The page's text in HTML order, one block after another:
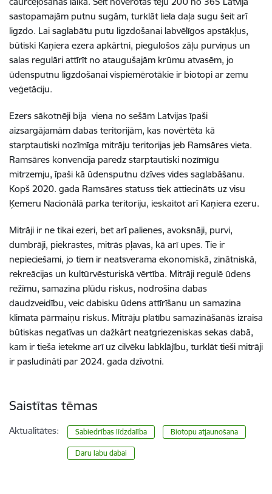
sastopamajām putnu sugām, turklāt liela daļa sugu šeit arī
ligzdo. Lai saglabātu putu ligzdošanai labvēlīgos apstākļus,
būtiski Kaņiera ezera apkārtni, piegulošos zāļu purviņus un
salas regulāri attīrīt no ataugušajām krūmu atvasēm, jo
ūdensputnu ligzdošanai vispiemērotākie ir biotopi ar zemu
veģetāciju.
Ezers sākotnēji bija viena no sešām Latvijas īpaši
aizsargājamām dabas teritorijām, kas novērtēta kā
starptautiski nozīmīga mitrāju teritorijas jeb Ramsāres vieta.
Ramsāres konvencija paredz starptautiski nozīmīgu
mitrzemju, īpaši kā ūdensputnu dzīves vides saglabāšanu.
Kopš 2020. gada Ramsāres statuss tiek attiecināts uz visu
Ķemeru Nacionālā parka teritoriju, ieskaitot arī Kaņiera ezeru.
Mitrāji ir ne tikai ezeri, bet arī palienes, avoksnāji, purvi,
dumbrāji, piekrastes, mitrās pļavas, kā arī upes. Tie ir
nepieciešami, jo tiem ir neatsverama ekonomiskā, zinātniskā,
rekreācijas un kultūrvēsturiskā vērtība. Mitrāji regulē ūdens
režīmu, samazina plūdu riskus, nodrošina dabas
daudzveidību, veic dabisku ūdens attīrīšanu un samazina
klimata pārmaiņu riskus. Mitrāju platību samazināšanās izraisa
būtiskas negatīvas un dažkārt neatgriezeniskas sekas dabā,
kam ir tieša ietekme arī uz cilvēku labklājību, turklāt tieši mitrāji
ir pasludināti par 2024. gada dzīvotni.
Saistītas tēmas
Aktualitātes: Sabiedrības līdzdalība Biotopu atjaunošana
Daru labu dabai